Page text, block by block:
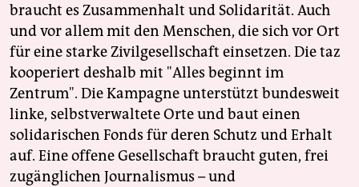
braucht es Zusammenhalt und Solidarität. Auch
und vor allem mit den Menschen, die sich vor Ort
für eine starke Zivilgesellschaft einsetzen. Die taz
kooperiert deshalb mit "Alles beginnt im
Zentrum". Die Kampagne unterstützt bundesweit
linke, selbstverwaltete Orte und baut einen
solidarischen Fonds für deren Schutz und Erhalt
auf. Eine offene Gesellschaft braucht guten, frei
zugänglichen Journalismus – und